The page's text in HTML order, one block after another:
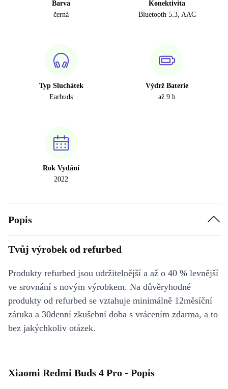
Barva
černá
Konektivita
Bluetooth 5.3, AAC
Typ Sluchátek
Earbuds
Výdrž Baterie
až 9 h
Rok Vydání
2022
Popis
Tvůj výrobek od refurbed
Produkty refurbed jsou udržitelnější a až o 40 % levnější
ve srovnání s novým výrobkem. Na důvěryhodné
produkty od refurbed se vztahuje minimálně 12měsíční
záruka a 30denní zkušební doba s vrácením zdarma, a to
bez jakýchkoliv otázek.
Xiaomi Redmi Buds 4 Pro - Popis